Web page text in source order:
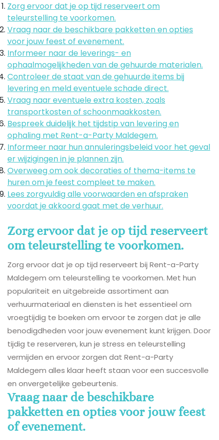
Zorg ervoor dat je op tijd reserveert om
teleurstelling te voorkomen.
Vraag naar de beschikbare pakketten en opties
voor jouw feest of evenement.
Informeer naar de leverings- en
ophaalmogelijkheden van de gehuurde materialen.
Controleer de staat van de gehuurde items bij
levering en meld eventuele schade direct.
Vraag naar eventuele extra kosten, zoals
transportkosten of schoonmaakkosten.
Bespreek duidelijk het tijdstip van levering en
ophaling met Rent-a-Party Maldegem.
Informeer naar hun annuleringsbeleid voor het geval
er wijzigingen in je plannen zijn.
Overweeg om ook decoraties of thema-items te
huren om je feest compleet te maken.
Lees zorgvuldig alle voorwaarden en afspraken
voordat je akkoord gaat met de verhuur.
Zorg ervoor dat je op tijd reserveert
om teleurstelling te voorkomen.
Zorg ervoor dat je op tijd reserveert bij Rent-a-Party
Maldegem om teleurstelling te voorkomen. Met hun
populariteit en uitgebreide assortiment aan
verhuurmateriaal en diensten is het essentieel om
vroegtijdig te boeken om ervoor te zorgen dat je alle
benodigdheden voor jouw evenement kunt krijgen. Door
tijdig te reserveren, kun je stress en teleurstelling
vermijden en ervoor zorgen dat Rent-a-Party
Maldegem alles klaar heeft staan voor een succesvolle
en onvergetelijke gebeurtenis.
Vraag naar de beschikbare
pakketten en opties voor jouw feest
of evenement.